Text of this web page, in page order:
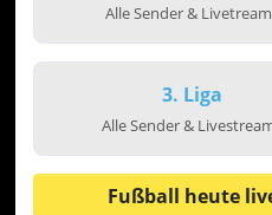
Alle Sender &
3. Liga
Alle Sender &
Fußball heute